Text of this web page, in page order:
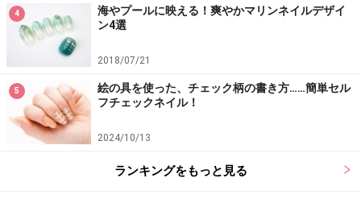
4
海やプールに映える！爽やかマリンネイルデザイ
ン4選
2018/07/21
5
絵の具を使った、チェック柄の書き方……簡単セル
フチェックネイル！
2024/10/13
ランキングをもっと見る